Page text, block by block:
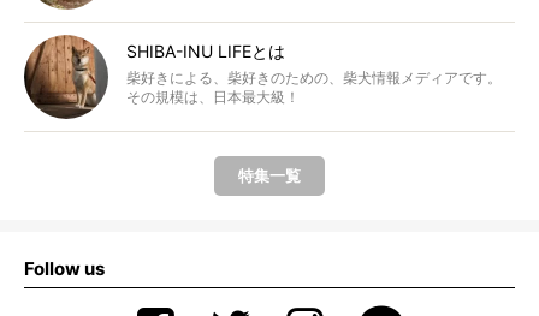
SHIBA-INU LIFEとは
柴好きによる、柴好きのための、柴犬情報メディアです。
その規模は、日本最大級！
特集一覧
Follow us